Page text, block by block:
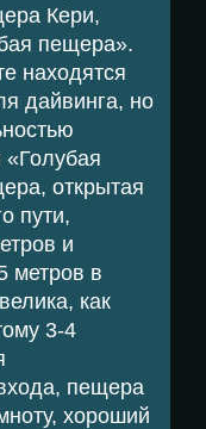
Кери,
пещера».
находятся
дайвинга, но
открытая
пути,
и
метров в
как
3-4
пещера
хороший